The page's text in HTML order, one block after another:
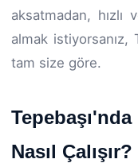
aksatmadan,
almak istiyorsanız,
tam size göre.
Nasıl Çalışır?